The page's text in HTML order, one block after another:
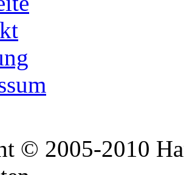
© 2005-2010